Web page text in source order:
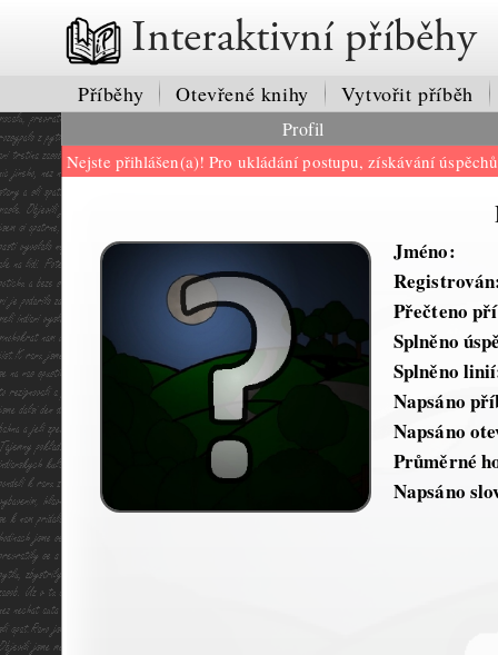
Interaktivní příběhy
Příběhy Otevřené knihy Vytvořit příběh
Profil
Nejste přihlášen(a)! Pro ukládání postupu, získávání
Jméno:
Přečteno
Splněno
Splněno
Napsáno
Napsáno
Průměrné
Napsáno